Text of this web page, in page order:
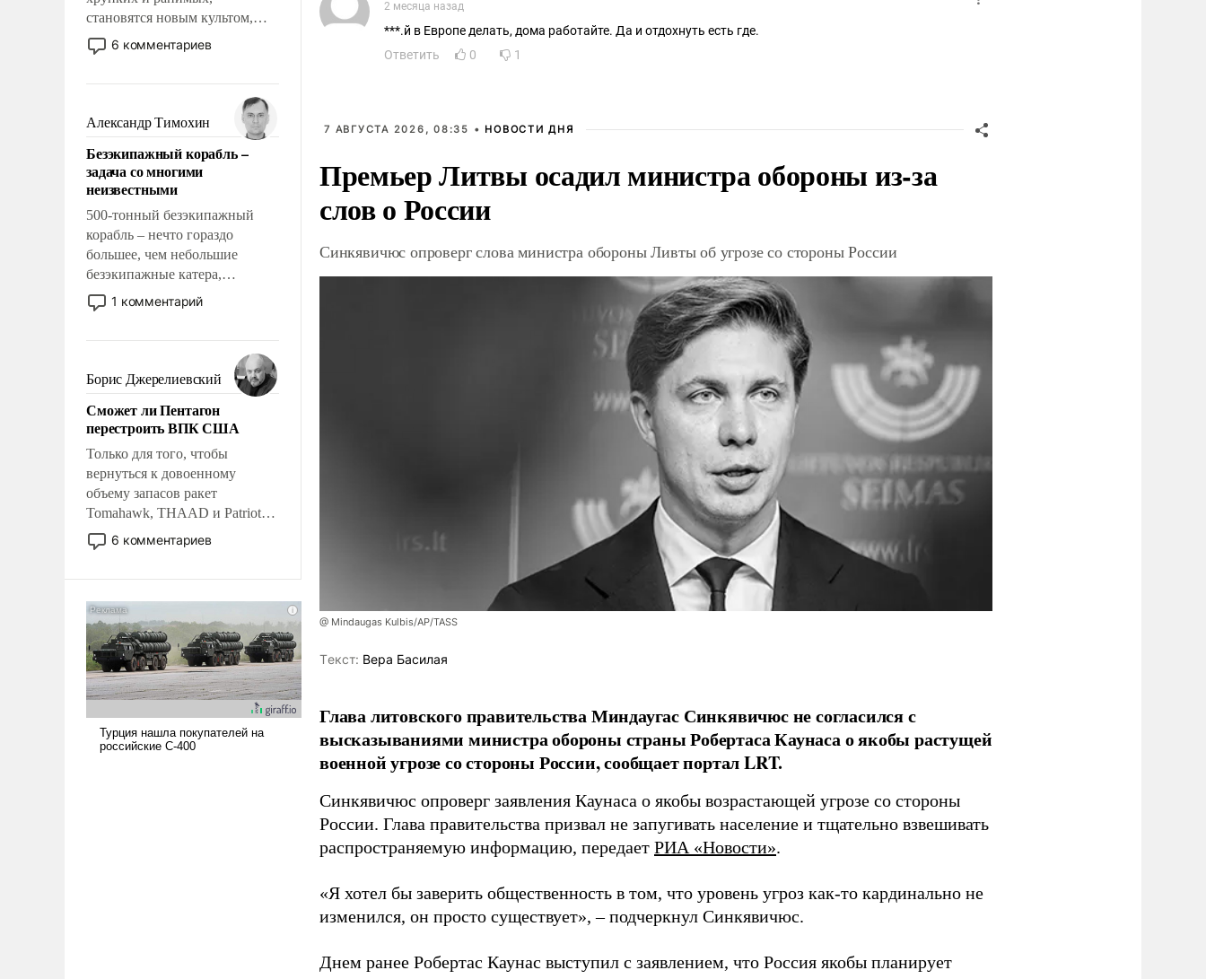
становятся новым культом,
постепенно вытесняя и
отменяя традиционное
мужественным и твердым под
ударами судьбы, брать на себя
ответственность, помогать
слабым, идти вперед и
адаптироваться.
6 комментариев
Александр Тимохин
Безэкипажный корабль –
задача со многими
неизвестными
500-тонный безэкипажный
корабль – нечто гораздо
большее, чем небольшие
безэкипажные катера,
применение которых уже
стало обыденностью. Задача по
сложна и амбициозна. Однако
и ее реализация радикально
поднимет наши боевые
возможности.
1 комментарий
Борис Джерелиевский
Сможет ли Пентагон
перестроить ВПК США
Только для того, чтобы
вернуться к довоенному
объему запасов ракет
Tomahawk, THAAD и Patriot
США потребуется более трех
лет. Даже небольшая война с
Сложившаяся ситуация
означает многолетний период
уязвимости США, например,
перед Китаем.
6 комментариев
2 месяца назад
***.й в Европе делать, дома работайте. Да и отдохнуть есть где.
Ответить
0 1
7 АВГУСТА 2026, 08:35 • НОВОСТИ ДНЯ
Премьер Литвы осадил министра обороны из-за
слов о России
Синкявичюс опроверг слова министра обороны Ливты об угрозе со стороны России
@ Mindaugas Kulbis/AP/TASS
Tекст: Вера Басилая
Глава литовского правительства Миндаугас Синкявичюс не согласился с
высказываниями министра обороны страны Робертаса Каунаса о якобы растущей
военной угрозе со стороны России, сообщает портал LRT.
Синкявичюс опроверг заявления Каунаса о якобы возрастающей угрозе со стороны
России. Глава правительства призвал не запугивать население и тщательно взвешивать
распространяемую информацию, передает РИА «Новости».
«Я хотел бы заверить общественность в том, что уровень угроз как-то кардинально не
изменился, он просто существует», – подчеркнул Синкявичюс.
Днем ранее Робертас Каунас выступил с заявлением, что Россия якобы планирует